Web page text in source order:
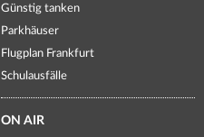
Günstig tanken
Parkhäuser
Flugplan Frankfurt
Schulausfälle
ON AIR